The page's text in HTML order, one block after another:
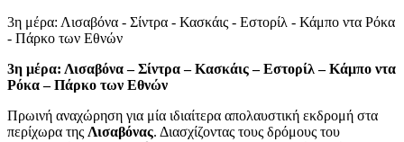
3η μέρα: Λισαβόνα - Σίντρα - Κασκάις - Εστορίλ - Κάμπο ντα Ρόκα
- Πάρκο των Εθνών
3η μέρα: Λισαβόνα – Σίντρα – Κασκάις – Εστορίλ – Κάμπο ντα
Ρόκα – Πάρκο των Εθνών
Πρωινή αναχώρηση για μία ιδιαίτερα απολαυστική εκδρομή στα
περίχωρα της Λισαβόνας. Διασχίζοντας τους δρόμους του